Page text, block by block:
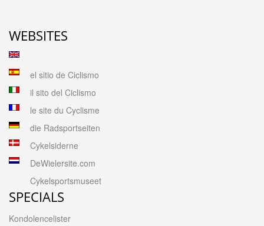
WEBSITES
el sitio de Ciclismo
il sito del Ciclismo
le site du Cyclisme
die Radsportseiten
Cykelsiderne
DeWielersite.com
Cykelsportsmuseet
SPECIALS
Kondolencelister